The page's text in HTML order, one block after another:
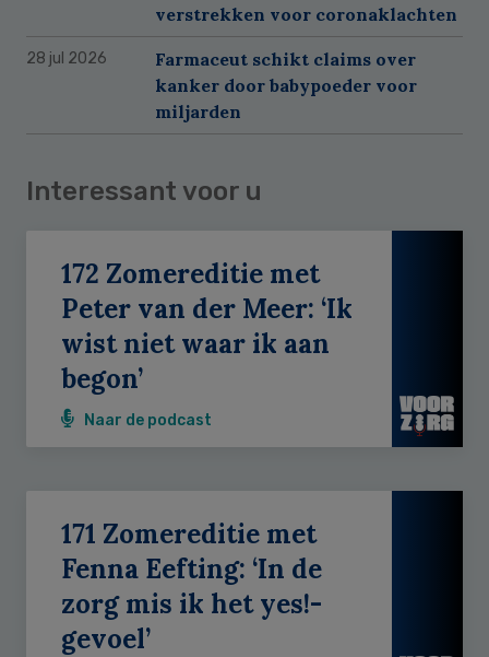
verstrekken voor coronaklachten
28 jul 2026
Farmaceut schikt claims over
kanker door babypoeder voor
miljarden
Interessant voor u
172 Zomereditie met
Peter van der Meer: ‘Ik
wist niet waar ik aan
begon’
Naar de podcast
171 Zomereditie met
Fenna Eefting: ‘In de
zorg mis ik het yes!-
gevoel’